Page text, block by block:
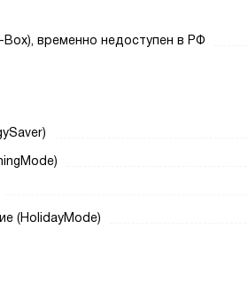
временно недоступен в РФ
(HolidayMode)